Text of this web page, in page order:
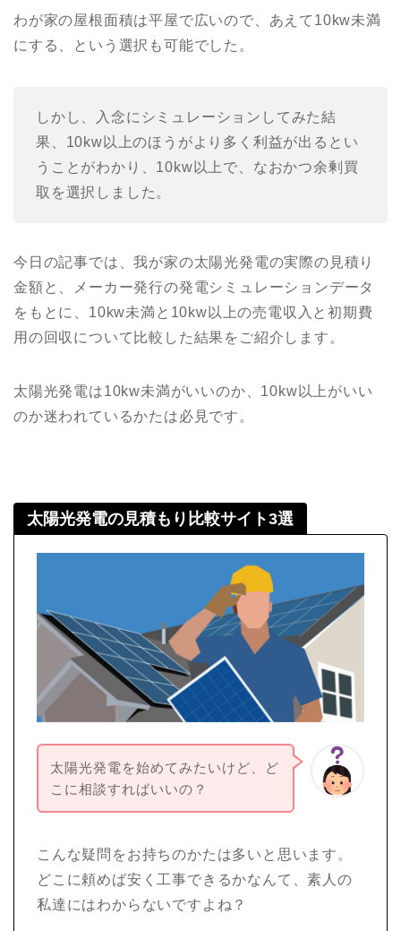
わが家の屋根面積は平屋で広いので、あえて10kw未満
にする、という選択も可能でした。
しかし、入念にシミュレーションしてみた結
果、10kw以上のほうがより多く利益が出るとい
うことがわかり、10kw以上で、なおかつ余剰買
取を選択しました。
今日の記事では、我が家の太陽光発電の実際の見積り
金額と、メーカー発行の発電シミュレーションデータ
をもとに、10kw未満と10kw以上の売電収入と初期費
用の回収について比較した結果をご紹介します。
太陽光発電は10kw未満がいいのか、10kw以上がいい
のか迷われているかたは必見です。
太陽光発電の見積もり比較サイト3選
太陽光発電を始めてみたいけど、ど
こに相談すればいいの？
こんな疑問をお持ちのかたは多いと思います。
どこに頼めば安く工事できるかなんて、素人の
私達にはわからないですよね？